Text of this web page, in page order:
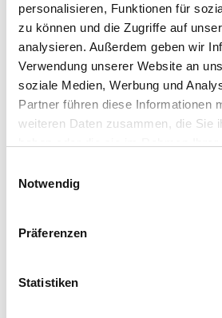
personalisieren, Funktionen für
zu können und die Zugriffe auf
analysieren. Außerdem geben wir
Verwendung unserer Website an
soziale Medien, Werbung und
Partner führen diese Informationen
weiteren Daten zusammen, die Sie
Notwendig
Präferenzen
Statistiken
Breite in millimeter
Stärke in millimeter